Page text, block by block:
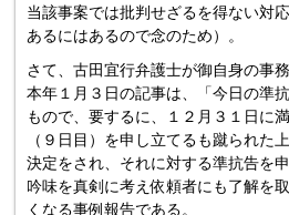
当該事案では批判せざるを得ない対
あるにはあるので念のため）。
さて、古田宜行弁護士が御自身の事
本年１月３日の記事は、「今日の準
もので、要するに、１２月３１日に
（９日目）を申し立てるも蹴られた
決定をされ、それに対する準抗告を
吟味を真剣に考え依頼者にも了解を
くなる事例報告である。